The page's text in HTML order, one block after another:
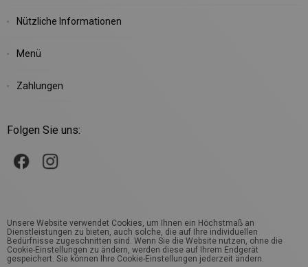
Nützliche Informationen
Menü
Zahlungen
Folgen Sie uns:
Unsere Website verwendet Cookies, um Ihnen ein Höchstmaß an
Dienstleistungen zu bieten, auch solche, die auf Ihre individuellen
Bedürfnisse zugeschnitten sind. Wenn Sie die Website nutzen, ohne die
Cookie-Einstellungen zu ändern, werden diese auf Ihrem Endgerät
gespeichert. Sie können Ihre Cookie-Einstellungen jederzeit ändern.